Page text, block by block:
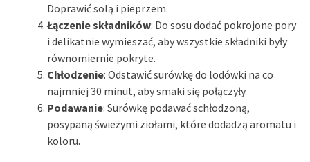
Doprawić solą i pieprzem.
Łączenie składników: Do sosu dodać pokrojone pory
i delikatnie wymieszać, aby wszystkie składniki były
równomiernie pokryte.
Chłodzenie: Odstawić surówkę do lodówki na co
najmniej 30 minut, aby smaki się połączyły.
Podawanie: Surówkę podawać schłodzoną,
posypaną świeżymi ziołami, które dodadzą aromatu i
koloru.